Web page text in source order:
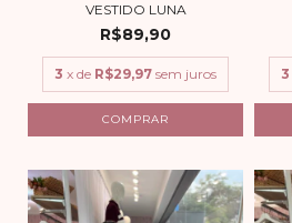
VESTIDO LUNA
R$89,90
3 x de R$29,97 sem juros
COMPRAR
3